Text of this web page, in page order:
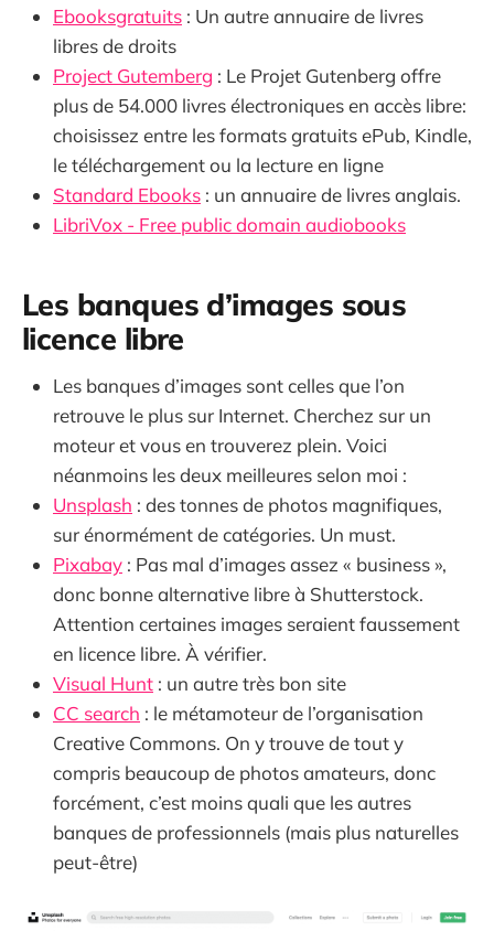
Ebooksgratuits : Un autre annuaire de livres
libres de droits
Project Gutemberg : Le Projet Gutenberg offre
plus de 54.000 livres électroniques en accès libre:
choisissez entre les formats gratuits ePub, Kindle,
le téléchargement ou la lecture en ligne
Standard Ebooks : un annuaire de livres anglais.
LibriVox - Free public domain audiobooks
Les banques d’images sous
licence libre
Les banques d’images sont celles que l’on
retrouve le plus sur Internet. Cherchez sur un
moteur et vous en trouverez plein. Voici
néanmoins les deux meilleures selon moi :
Unsplash : des tonnes de photos magnifiques,
sur énormément de catégories. Un must.
Pixabay : Pas mal d’images assez « business »,
donc bonne alternative libre à Shutterstock.
Attention certaines images seraient faussement
en licence libre. À vérifier.
Visual Hunt : un autre très bon site
CC search : le métamoteur de l’organisation
Creative Commons. On y trouve de tout y
compris beaucoup de photos amateurs, donc
forcément, c’est moins quali que les autres
banques de professionnels (mais plus naturelles
peut-être)